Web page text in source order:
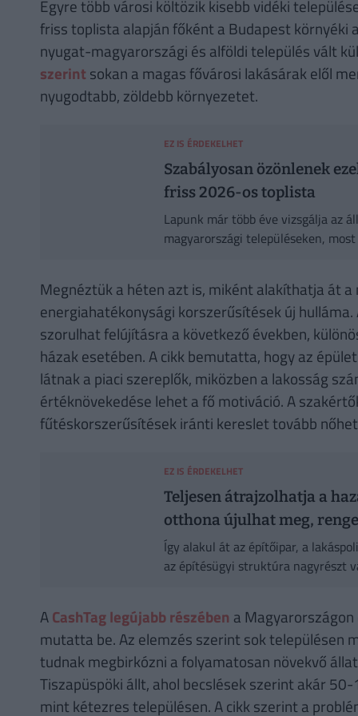
Egyre több városi költözik kisebb vidéki
friss toplista alapján főként a Budapest
nyugat-magyarországi és alföldi település vált
szerint sokan a magas fővárosi lakásárak elől
nyugodtabb, zöldebb környezetet.
EZ IS ÉRDEKELHET
Szabályosan özönlenek
friss 2026-os toplista
Lapunk már több éve vizsgálja az
magyarországi településeken,
Megnéztük a héten azt is, miként alakíthatja át
energiahatékonysági korszerűsítések új hulláma.
szorulhat felújításra a következő években,
házak esetében. A cikk bemutatta, hogy az
látnak a piaci szereplők, miközben a lakosság
értéknövekedése lehet a fő motiváció. A
fűtéskorszerűsítések iránti kereslet tovább
EZ IS ÉRDEKELHET
Teljesen átrajzolhatja a
otthona újulhat meg,
Így alakul át az építőipar, a
az építésügyi struktúra nagyrészt
ACashTag legújabb részében a
mutatta be. Az elemzés szerint sok településen
tudnak megbirkózni a folyamatosan növekvő
Tiszapüspöki állt, ahol becslések szerint akár
mint kétezres településen. A cikk szerint a